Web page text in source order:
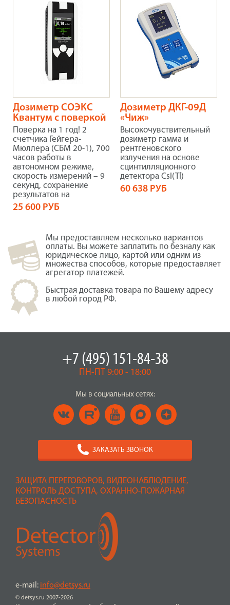
Дозиметр СОЭКС
Квантум с поверкой
Поверка на 1 год! 2
счетчика Гейгера-
Мюллера (СБМ 20-1), 700
часов работы в
автономном режиме,
скорость измерений – 9
секунд, сохранение
результатов на
25 600 РУБ
Дозиметр ДКГ-09Д
«Чиж»
Высокочувствительный
дозиметр гамма и
рентгеновского
излучения на основе
сцинтилляционного
детектора CsI(Tl)
60 638 РУБ
Мы предоставляем несколько вариантов
оплаты. Вы можете заплатить по безналу как
юридическое лицо, картой или одним из
множества способов, которые предоставляет
агрегатор платежей.
Быстрая доставка товара по Вашему адресу
в любой город РФ.
ЗАЩИТА ПЕРЕГОВОРОВ, ВИДЕОНАБЛЮДЕНИЕ,
КОНТРОЛЬ ДОСТУПА, ОХРАННО-ПОЖАРНАЯ
БЕЗОПАСНОСТЬ
© detsys.ru 2007-2026
e-mail: info@detsys.ru
+7 (495) 151-84-38
ПН-ПТ 9:00 - 18:00
Мы в социальных сетях:
ЗАКАЗАТЬ ЗВОНОК